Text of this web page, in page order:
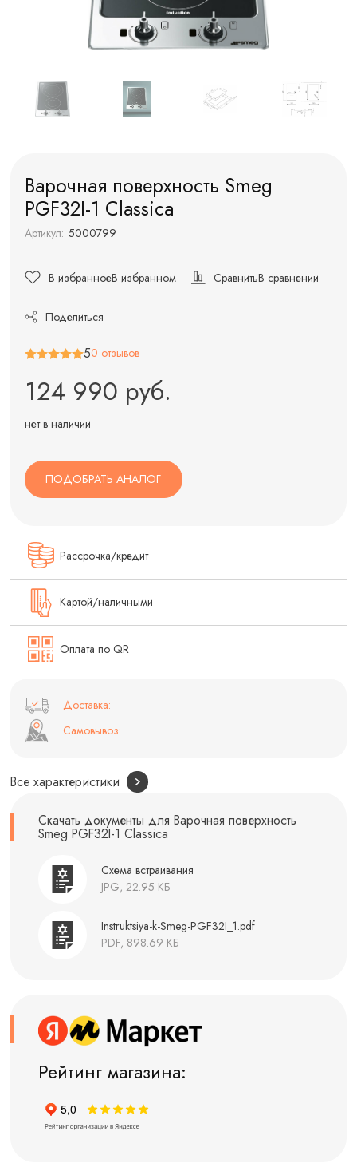
Варочная поверхность Smeg
PGF32I-1 Classica
Артикул: 5000799
В избранноеВ избранном СравнитьВ сравнении
Поделиться
50 отзывов
124 990 руб.
нет в наличии
ПОДОБРАТЬ АНАЛОГ
Рассрочка/кредит
Картой/наличными
Оплата по QR
Доставка:
Самовывоз:
Все характеристики
Скачать документы для Варочная поверхность
Smeg PGF32I-1 Classica
Схема встраивания
JPG, 22.95 КБ
Instruktsiya-k-Smeg-PGF32I_1.pdf
PDF, 898.69 КБ
Рейтинг магазина: